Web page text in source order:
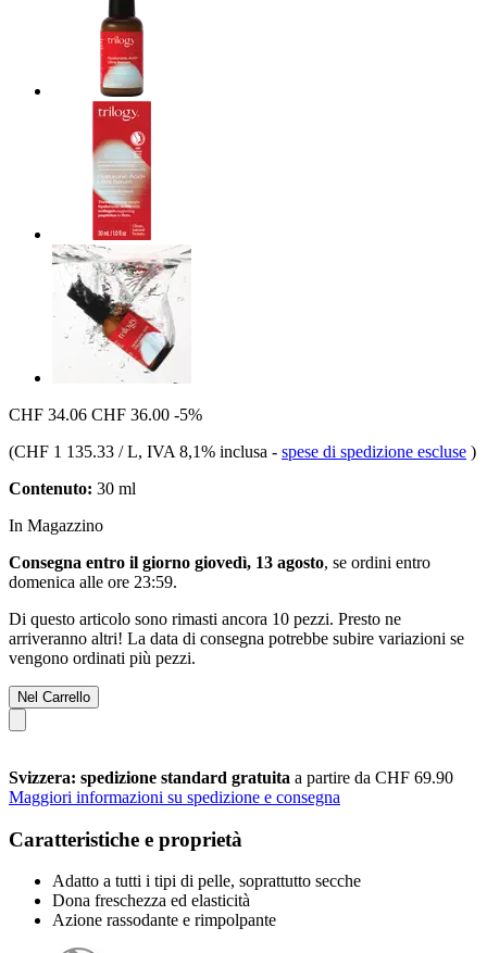
CHF 34.06 CHF 36.00 -5%
(CHF 1 135.33 / L, IVA 8,1% inclusa - spese di spedizione escluse )
Contenuto: 30 ml
In Magazzino
Consegna entro il giorno giovedì, 13 agosto, se ordini entro
domenica alle ore 23:59.
Di questo articolo sono rimasti ancora 10 pezzi. Presto ne
arriveranno altri! La data di consegna potrebbe subire variazioni se
vengono ordinati più pezzi.
Nel Carrello
Svizzera: spedizione standard gratuita a partire da CHF 69.90
Maggiori informazioni su spedizione e consegna
Caratteristiche e proprietà
Adatto a tutti i tipi di pelle, soprattutto secche
Dona freschezza ed elasticità
Azione rassodante e rimpolpante